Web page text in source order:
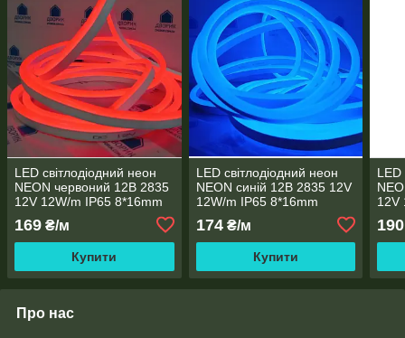
LED світлодіодний неон
NEON червоний 12B 2835
12V 12W/m IP65 8*16mm
169 ₴/м
Купити
LED світлодіодний неон
NEON синій 12B 2835 12V
12W/m IP65 8*16mm
174₴/м
Купити
LED
12V
190
Про нас